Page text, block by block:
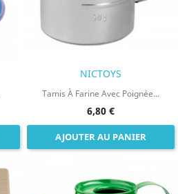
NICTOYS
Tamis À Farine Avec Poignée...
6,80 €
AJOUTER AU PANIER